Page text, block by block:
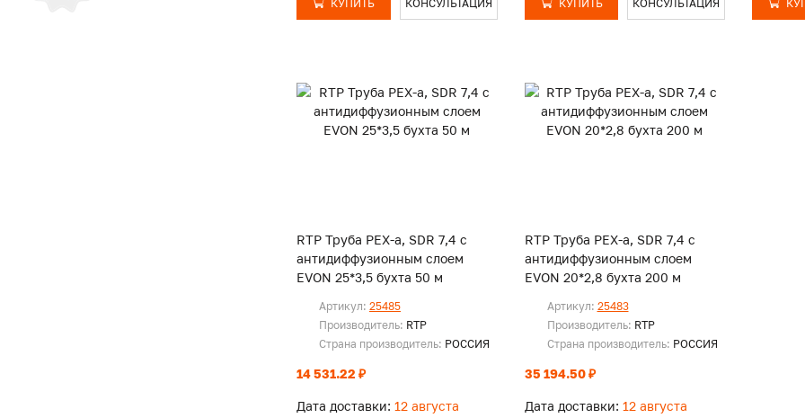
КУПИТЬ КОНСУЛЬТАЦИЯ КУПИТЬ КОНСУЛЬТАЦИЯ
RTP Труба PEX-a, SDR 7,4 с
антидиффузионным слоем
EVON 25*3,5 бухта 50 м
Артикул: 25485
Производитель: RTP
Страна производитель: РОССИЯ
14 531.22 ₽
Дата доставки: 12 августа
RTP Труба PEX-a, SDR 7,4 с
антидиффузионным слоем
EVON 20*2,8 бухта 200 м
Артикул: 25483
Производитель: RTP
Страна производитель: РОССИЯ
35 194.50 ₽
Дата доставки: 12 августа